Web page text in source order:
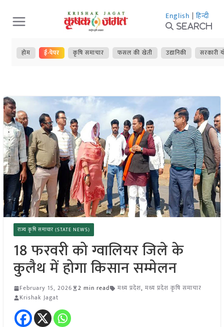
Skip
to
content
English | हिन्दी
Search
होम ई-पेपर कृषि समाचार फसल की खेती उद्यानिकी सरकारी
राज्य कृषि समाचार (STATE NEWS)
18 फरवरी को ग्वालियर जिले के
कुलैथ में होगा किसान सम्मेलन
February 15, 2026 2 min read मध्य प्रदेश, मध्य प्रदेश कृषि समाचार
Krishak Jagat